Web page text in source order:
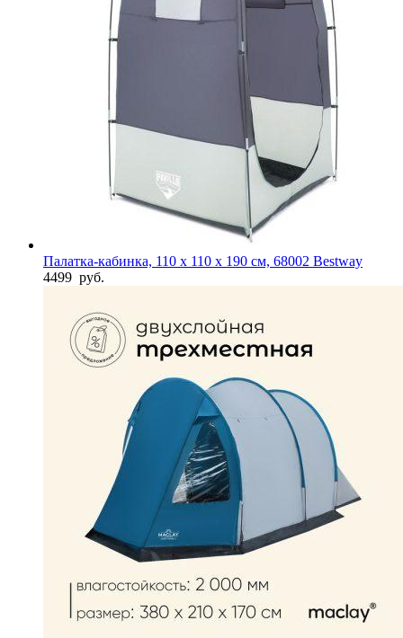
Палатка-кабинка, 110 х 110 х 190 см, 68002 Bestway
4499 руб.